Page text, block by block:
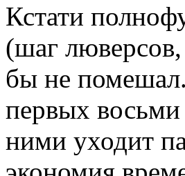
Кстати
(шаг люверсов,
бы не
первых
ними уходит